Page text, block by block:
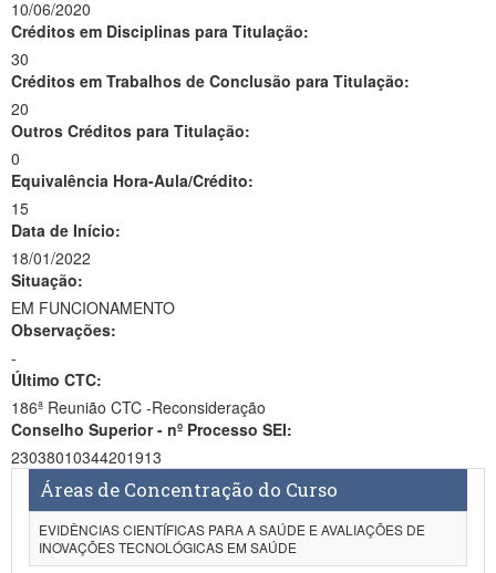
10/06/2020
Créditos em Disciplinas para Titulação:
30
Créditos em Trabalhos de Conclusão para Titulação:
20
Outros Créditos para Titulação:
0
Equivalência Hora-Aula/Crédito:
15
Data de Início:
18/01/2022
Situação:
EM FUNCIONAMENTO
Observações:
-
Último CTC:
186ª Reunião CTC -Reconsideração
Conselho Superior - nº Processo SEI:
23038010344201913
Áreas de Concentração do Curso
EVIDÊNCIAS CIENTÍFICAS PARA A SAÚDE E AVALIAÇÕES DE
INOVAÇÕES TECNOLÓGICAS EM SAÚDE